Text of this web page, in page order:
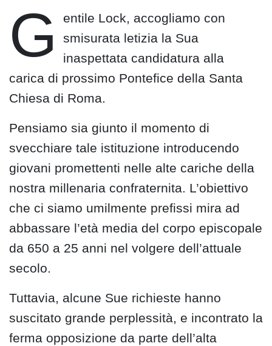
G
entile Lock, accogliamo con
smisurata letizia la Sua
inaspettata candidatura alla
carica di prossimo Pontefice della Santa
Chiesa di Roma.
Pensiamo sia giunto il momento di
svecchiare tale istituzione introducendo
giovani promettenti nelle alte cariche della
nostra millenaria confraternita. L’obiettivo
che ci siamo umilmente prefissi mira ad
abbassare l’età media del corpo episcopale
da 650 a 25 anni nel volgere dell’attuale
secolo.
Tuttavia, alcune Sue richieste hanno
suscitato grande perplessità, e incontrato la
ferma opposizione da parte dell’alta